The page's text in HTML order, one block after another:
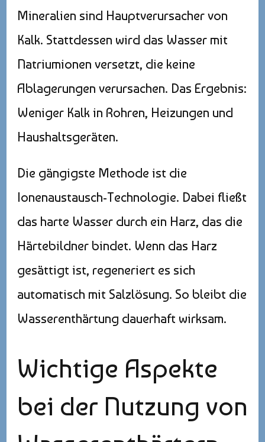
Mineralien sind Hauptverursacher von
Kalk. Stattdessen wird das Wasser mit
Natriumionen versetzt, die keine
Ablagerungen verursachen. Das Ergebnis:
Weniger Kalk in Rohren, Heizungen und
Haushaltsgeräten.
Die gängigste Methode ist die
Ionenaustausch-Technologie. Dabei fließt
das harte Wasser durch ein Harz, das die
Härtebildner bindet. Wenn das Harz
gesättigt ist, regeneriert es sich
automatisch mit Salzlösung. So bleibt die
Wasserenthärtung dauerhaft wirksam.
Wichtige Aspekte
bei der Nutzung von